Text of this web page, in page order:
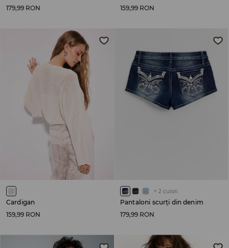
179,99 RON
159,99 RON
Cardigan
159,99 RON
+ 2 culori
Pantaloni scurți din denim
179,99 RON